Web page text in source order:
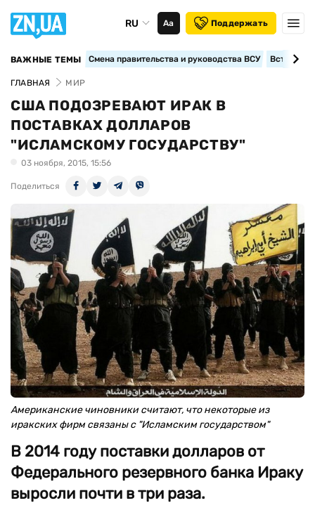
RU Аа Поддержать
ВАЖНЫЕ ТЕМЫ Смена правительства и руководства ВСУ
ГЛАВНАЯ МИР
США ПОДОЗРЕВАЮТ ИРАК В
ПОСТАВКАХ ДОЛЛАРОВ
"ИСЛАМСКОМУ ГОСУДАРСТВУ"
03 ноября, 2015, 15:56
Поделиться
Американские чиновники считают, что некоторые из
иракских фирм связаны с "Исламским государством"
В 2014 году поставки долларов от
Федерального резервного банка Ираку
выросли почти в три раза.